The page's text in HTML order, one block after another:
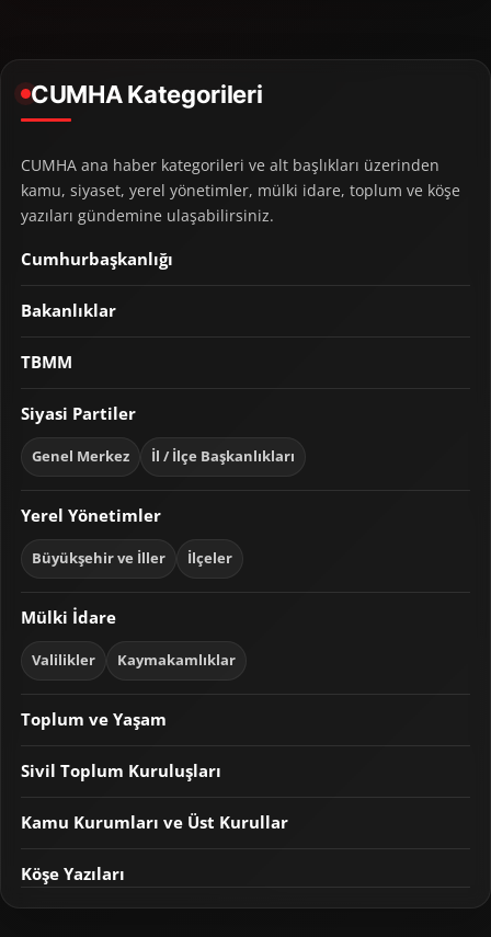
CUMHA Kategorileri
CUMHA ana haber kategorileri ve alt başlıkları üzerinden
kamu, siyaset, yerel yönetimler, mülki idare, toplum ve köşe
yazıları gündemine ulaşabilirsiniz.
Cumhurbaşkanlığı
Bakanlıklar
TBMM
Siyasi Partiler
Genel Merkez İl / İlçe Başkanlıkları
Yerel Yönetimler
Büyükşehir ve İller İlçeler
Mülki İdare
Valilikler Kaymakamlıklar
Toplum ve Yaşam
Sivil Toplum Kuruluşları
Kamu Kurumları ve Üst Kurullar
Köşe Yazıları